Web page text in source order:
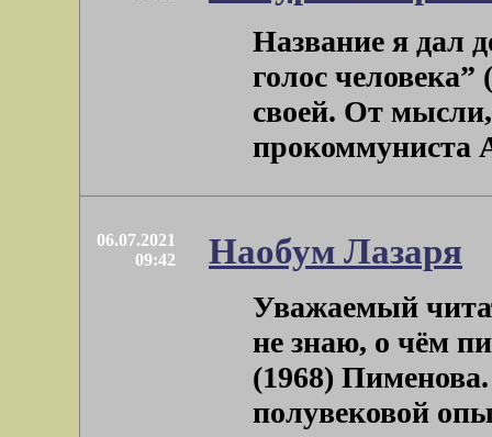
Название я дал
голос человека”
своей. От
прокоммуниста
06.07.2021
09:42
Наобум Лазаря
Уважаемый
не знаю, о чём
(1968)
полувековой